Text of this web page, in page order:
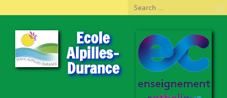
Ecole
Alpilles-
Durance